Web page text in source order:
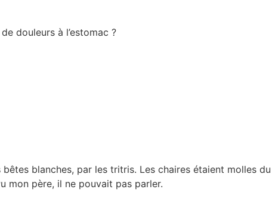
douleurs à l’estomac ?
blanches, par les tritris. Les chaires étaient molles
mon père, il ne pouvait pas parler.